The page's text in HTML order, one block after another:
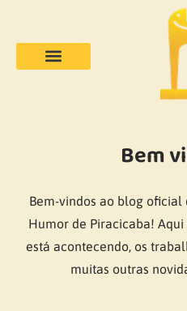
Bem
Bem-vindos ao blog
Humor de Piracicaba!
está acontecendo, os
muitas outras